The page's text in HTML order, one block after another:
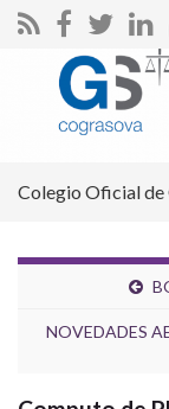
Colegio Oficial de
NOVEDADES